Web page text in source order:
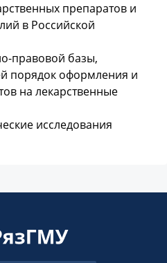
препаратов и
в Российской
правовой базы,
порядок оформления и
на лекарственные
исследования